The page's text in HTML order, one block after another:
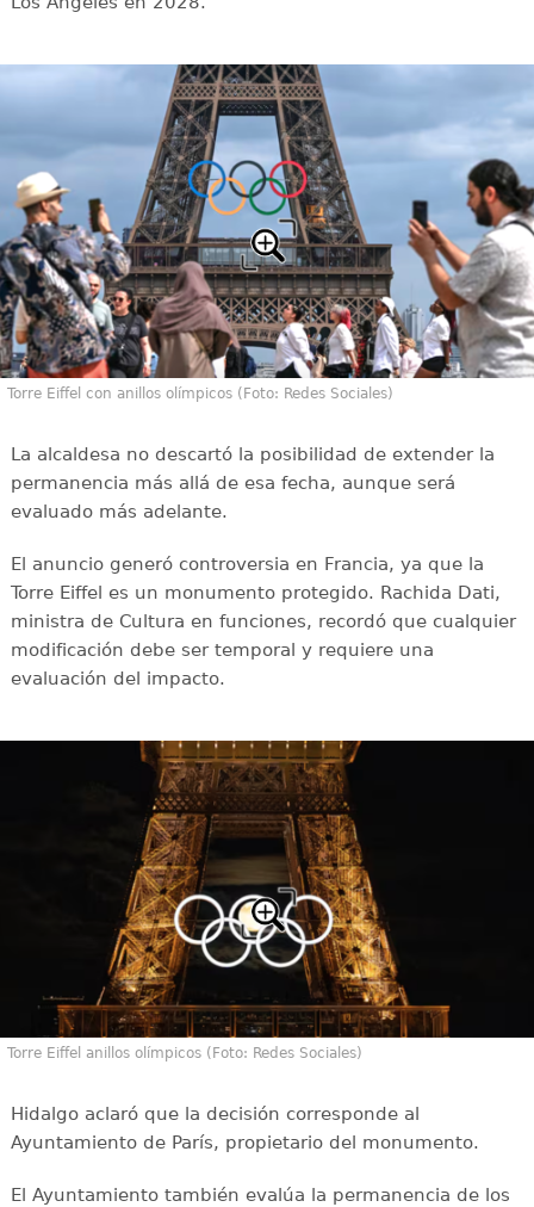
Torre Eiffel con anillos olímpicos (Foto: Redes Sociales)
La alcaldesa no descartó la posibilidad de extender la
permanencia más allá de esa fecha, aunque será
evaluado más adelante.
El anuncio generó controversia en Francia, ya que la
Torre Eiffel es un monumento protegido. Rachida Dati,
ministra de Cultura en funciones, recordó que cualquier
modificación debe ser temporal y requiere una
evaluación del impacto.
Torre Eiffel anillos olímpicos (Foto: Redes Sociales)
Hidalgo aclaró que la decisión corresponde al
Ayuntamiento de París, propietario del monumento.
El Ayuntamiento también evalúa la permanencia de los